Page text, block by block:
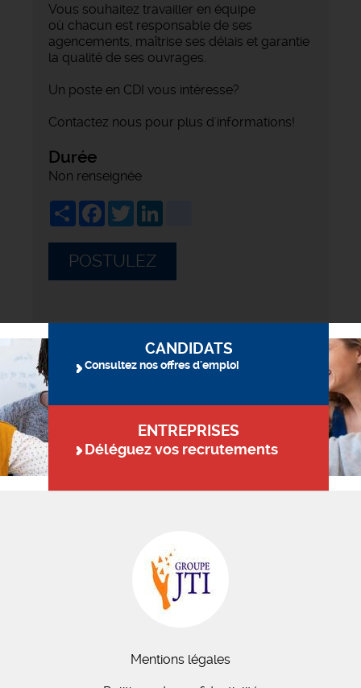
Vous souhaitez travailler en équipe
où chacun est responsable de ses
agencements, maîtrise ses délais et garantie
la qualité de ses ouvrages.
Un poste en CDI vous intéresse?
Contactez nous pour plus d'informations!
Durée
Non renseignée
ShareFacebook
Twitter
POSTULEZ
CANDIDATS
Consultez nos offres d'emploi
ENTREPRISES
Déléguez vos recrutements
Mentions légales